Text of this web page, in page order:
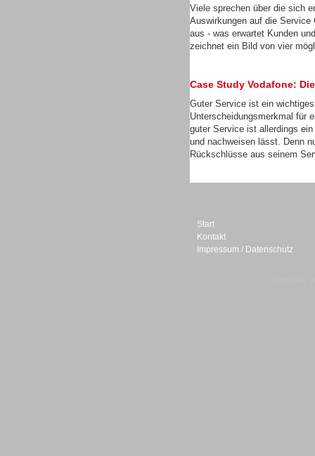
Viele sprechen über die sich
Auswirkungen auf die Service
aus - was erwartet Kunden
zeichnet ein Bild von vier
Case Study Vodafone:
Guter Service ist ein
Unterscheidungsmerkmal für
guter Service ist allerdings
und nachweisen lässt. Denn
Rückschlüsse aus seinem
Start
Kontakt
Impressum / Datenschutz